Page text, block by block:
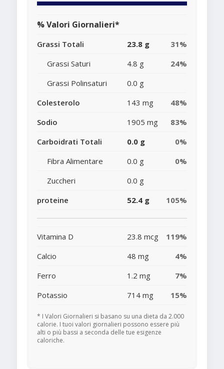
% Valori Giornalieri*
Grassi Totali 23.8 g
31%
Grassi Saturi
4.8 g
24%
Grassi Polinsaturi
0.0 g
Colesterolo
143 mg
48%
Sodio
1905 mg
83%
Carboidrati Totali
0.0 g
0%
Fibra Alimentare
0.0 g
0%
Zuccheri
0.0 g
proteine
52.4 g 105%
Vitamina D 23.8 mcg
119%
Calcio
48 mg
4%
Ferro
1.2 mg
7%
Potassio
714 mg 15%
* I Valori Giornalieri si basano su una dieta da 2.000
calorie. I tuoi valori giornalieri possono essere più
alti o più bassi a seconda delle tue esigenze
caloriche.